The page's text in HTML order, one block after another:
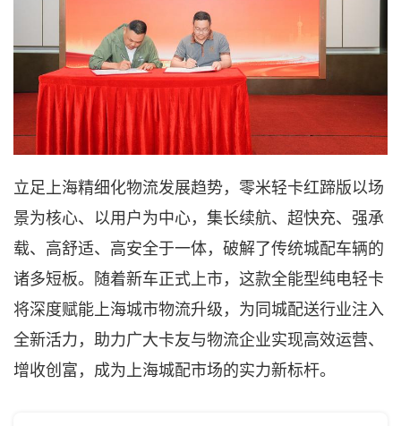
立足上海精细化物流发展趋势，零米轻卡红蹄版以场
景为核心、以用户为中心，集长续航、超快充、强承
载、高舒适、高安全于一体，破解了传统城配车辆的
诸多短板。随着新车正式上市，这款全能型纯电轻卡
将深度赋能上海城市物流升级，为同城配送行业注入
全新活力，助力广大卡友与物流企业实现高效运营、
增收创富，成为上海城配市场的实力新标杆。